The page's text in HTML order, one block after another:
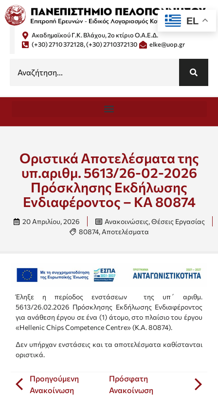
Ακαδημαϊκού Γ.Κ. Βλάχου, 2ο κτίριο Ο.Α.Ε.Δ.
(+30) 2710 372128, (+30) 2710372130
elke@uop.gr
Οριστικά Αποτελέσματα της
υπ.αριθμ. 5613/26-02-2026
Πρόσκλησης Εκδήλωσης
Ενδιαφέροντος – ΚΑ 80874
20 Απριλίου, 2026 Ανακοινώσεις,Θέσεις Εργασίας
80874, Αποτελέσματα
Έληξε η περίοδος ενστάσεων της υπ΄ αριθμ.
5613/26.02.2026 Πρόσκλησης Εκδήλωσης Ενδιαφέροντος
για ανάθεση έργου σε ένα (1) άτομο, στο πλαίσιο του έργου
«Hellenic Chips Competence Centre» (Κ.Α. 80874).
Δεν υπήρχαν ενστάσεις και τα αποτελέσματα καθίστανται
οριστικά.
Προηγούμενη
Ανακοίνωση
Πρόσφατη
Ανακοίνωση
EL